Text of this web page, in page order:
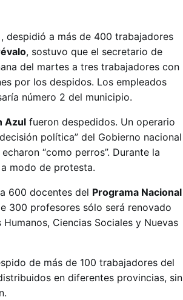
, despidió a más de 400 trabajadores
, sostuvo que el secretario de
del martes a tres trabajadores con
por los despidos. Los empleados
número 2 del municipio.
Azul fueron despedidos. Un operario
política” del Gobierno nacional
“como perros”. Durante la
modo de protesta.
600 docentes del Programa Nacional
300 profesores sólo será renovado
Ciencias Sociales y Nuevas
de más de 100 trabajadores del
en diferentes provincias, sin